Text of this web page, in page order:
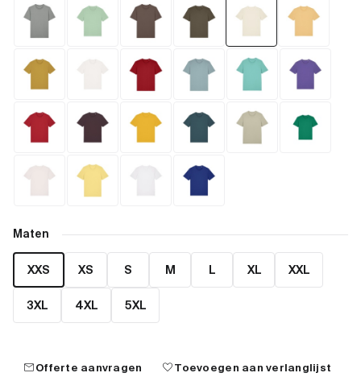
Maten
XXS XS S M L XL XXL
3XL 4XL 5XL
mailOfferte aanvragen favoriteToevoegen aan verlanglijst